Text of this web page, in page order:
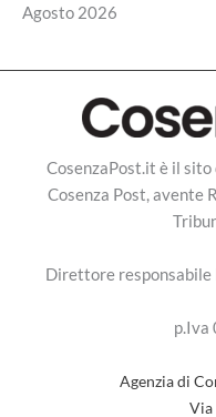
Agosto 2026
CosenzaPost.it è il
Cosenza Post, avente
Direttore responsabile
p.Iva
Agenzia di
Via